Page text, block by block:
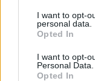
not limited to your
grant or deny
use your data for
consent section.
I want to opt-
personal data.
Opted In
I want to opt-
Personal Data.
Opted In
a megfelelő
Nyilas (11. 23-12.
tudsz kedvesed
ajándékokkal